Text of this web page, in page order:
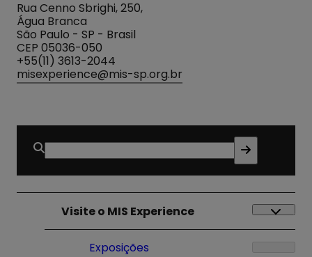
Rua Cenno Sbrighi, 250,
Água Branca
São Paulo - SP - Brasil
CEP 05036-050
+55(11) 3613-2044
misexperience@mis-sp.org.br
Buscar
por:
Visite o MIS Experience
Exposições